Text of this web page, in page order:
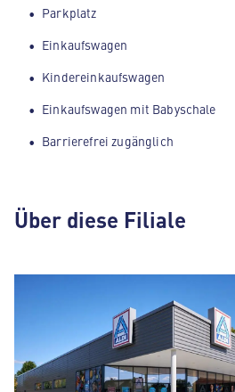
Parkplatz
Einkaufswagen
Kindereinkaufswagen
Einkaufswagen mit Babyschale
Barrierefrei zugänglich
Über diese Filiale